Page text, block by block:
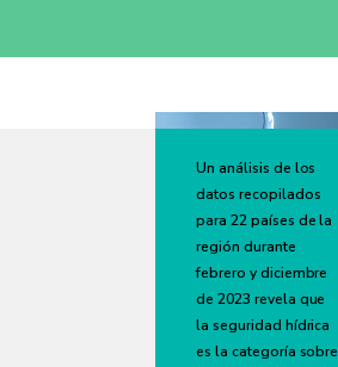
Un análisis de los
datos recopilados
para 22 países de la
región durante
febrero y diciembre
de 2023 revela que
la seguridad hídrica
es la categoría sobre